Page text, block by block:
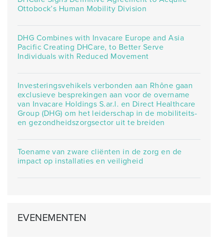
Ottobock’s Human Mobility Division
DHG Combines with Invacare Europe and Asia
Pacific Creating DHCare, to Better Serve
Individuals with Reduced Movement
Investeringsvehikels verbonden aan Rhône gaan
exclusieve besprekingen aan voor de overname
van Invacare Holdings S.ar.l. en Direct Healthcare
Group (DHG) om het leiderschap in de mobiliteits-
en gezondheidszorgsector uit te breiden
Toename van zware cliënten in de zorg en de
impact op installaties en veiligheid
EVENEMENTEN